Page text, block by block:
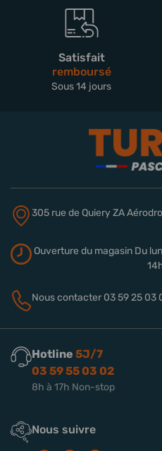
Satisfait
remboursé
Sous 14 jours
305 rue de QuieryZA
Ouverture du magasinDu
Nous contacter 03 59 25 03
Hotline 5J/7
03 59 55 03 02
8h à 17h Non-stop
Nous suivre